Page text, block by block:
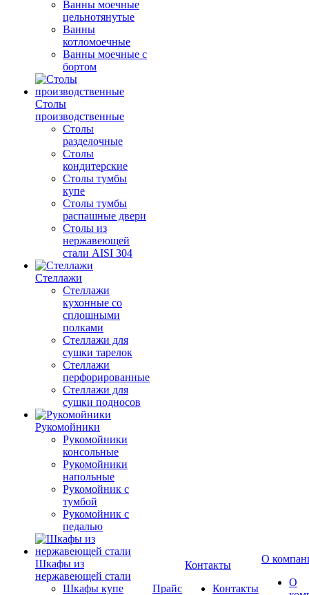
Ванны моечные
цельнотянутые
Ванны
котломоечные
Ванны моечные с
бортом
Столы
производственные
Столы
разделочные
Столы
кондитерские
Столы тумбы
купе
Столы тумбы
распашные двери
Столы из
нержавеющей
стали AISI 304
Стеллажи
Стеллажи
кухонные со
сплошными
полками
Стеллажи для
сушки тарелок
Стеллажи
перфорированные
Стеллажи для
сушки подносов
Рукомойники
Рукомойники
консольные
Рукомойники
напольные
Рукомойник с
тумбой
Рукомойник с
педалью
Шкафы из
нержавеющей стали
Шкафы купе
Прайс
Контакты
Контакты
О
О